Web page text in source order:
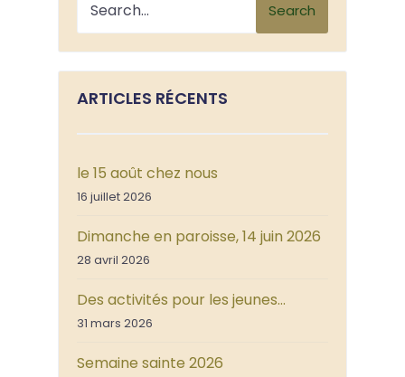
Search
ARTICLES RÉCENTS
le 15 août chez nous
16 juillet 2026
Dimanche en paroisse, 14 juin 2026
28 avril 2026
Des activités pour les jeunes…
31 mars 2026
Semaine sainte 2026